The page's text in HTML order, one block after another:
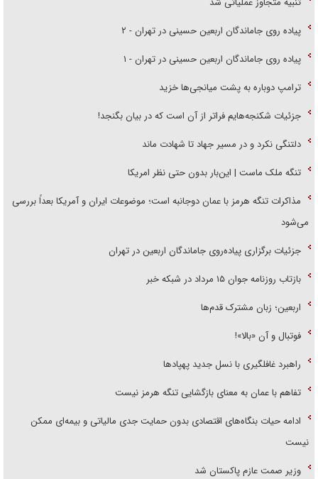
پیاده روی جاماندگان اربعین حسینی در تهران - ۲
پیاده روی جاماندگان اربعین حسینی در تهران - ۱
ترامپ دوباره به پشت میانجی‌ها خزید
جزئیات شکنجه‌هایم فراتر از آن است که در بیان بگنجد!
دلتنگی نکرد و در مسیر جهاد تا شهادت ماند
تنگه ملک ماست | این‌بار بدون حتی نظر امریکا
مذاکرات تنگه هرمز با عمان دوجانبه است؛ موضوعات ایران و آمریکا بعداً بررسی
می‌شود
جزئیات برگزاری پیاده‌روی جاماندگان اربعین در تهران
بازتاب روزنامه جوان ۱۵ مرداد در شبکه خبر
اربعین؛ زبان مشترک قدم‌ها
فوتبال و آن «بالا»!
راهبرد غافلگیری با نسل جدید پهپاد‌ها
تفاهم با عمان به معنای بازگشایی تنگه هرمز نیست
ادامه حیات بنگاه‌های اقتصادی بدون حمایت جدی مالیاتی و بیمه‌ای ممکن
نیست
وزیر صمت عازم پاکستان شد